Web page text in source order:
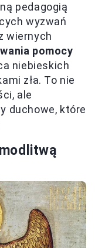
pedagogią
wyzwań
wiernych
pomocy
niebieskich
zła. To nie
ale
duchowe, które